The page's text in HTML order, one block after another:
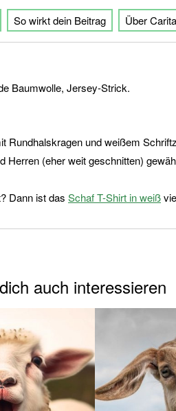
Baumwolle, Jersey-Strick.
Rundhalskragen und weißem
Herren (eher weit geschnitten)
Dann ist das Schaf T-Shirt in weiß
So wirkt dein Beitrag Über
auch interessieren